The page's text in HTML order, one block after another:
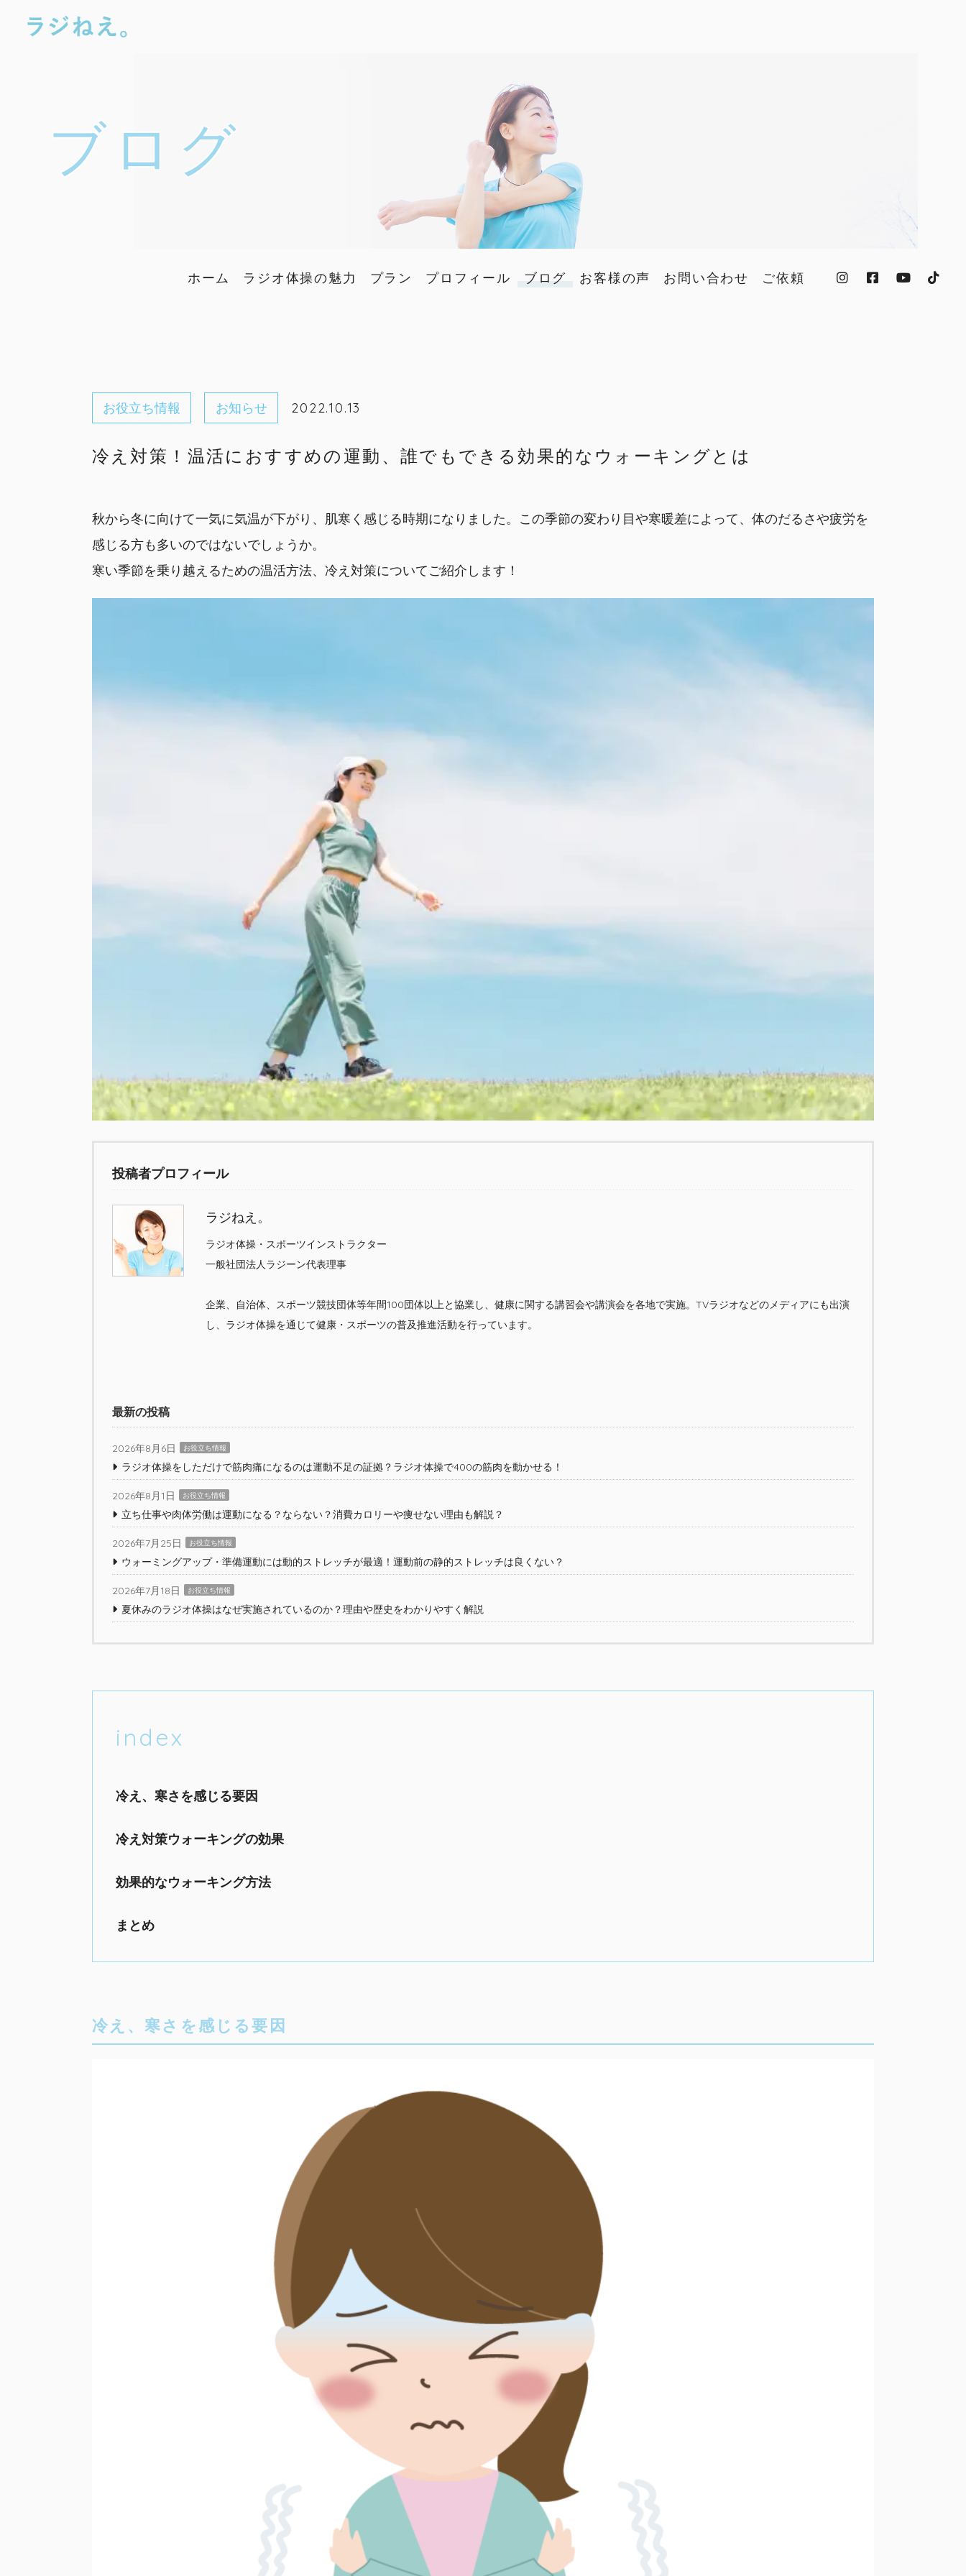
ブログ
ホーム ラジオ体操の魅力 プラン プロフィール ブログ お客様の声 お問い合わせ ご依頼
お役立ち情報 お知らせ 2022.10.13
冷え対策！温活におすすめの運動、誰でもできる効果的なウォーキングとは
秋から冬に向けて一気に気温が下がり、肌寒く感じる時期になりました。この季節の変わり目や寒暖差によって、体のだるさや疲労を
感じる方も多いのではないでしょうか。
寒い季節を乗り越えるための温活方法、冷え対策についてご紹介します！
投稿者プロフィール
ラジねえ。
ラジオ体操・スポーツインストラクター
一般社団法人ラジーン代表理事
企業、自治体、スポーツ競技団体等年間100団体以上と協業し、健康に関する講習会や講演会を各地で実施。TVラジオなどのメディアにも出演
し、ラジオ体操を通じて健康・スポーツの普及推進活動を行っています。
最新の投稿
2026年8月6日 お役立ち情報
ラジオ体操をしただけで筋肉痛になるのは運動不足の証拠？ラジオ体操で400の筋肉を動かせる！
2026年8月1日 お役立ち情報
立ち仕事や肉体労働は運動になる？ならない？消費カロリーや痩せない理由も解説？
2026年7月25日 お役立ち情報
ウォーミングアップ・準備運動には動的ストレッチが最適！運動前の静的ストレッチは良くない？
2026年7月18日 お役立ち情報
夏休みのラジオ体操はなぜ実施されているのか？理由や歴史をわかりやすく解説
index
冷え、寒さを感じる要因
冷え対策ウォーキングの効果
効果的なウォーキング方法
まとめ
冷え、寒さを感じる要因